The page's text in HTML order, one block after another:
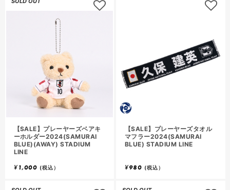
【SALE】プレーヤーズベアキ
ーホルダー2024(SAMURAI
BLUE)(AWAY) STADIUM
LINE
¥1,000 (税込）
【SALE】プレーヤーズタオル
マフラー2024(SAMURAI
BLUE) STADIUM LINE
¥980 (税込）